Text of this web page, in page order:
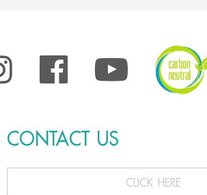
CONTACT US
CLICK HERE